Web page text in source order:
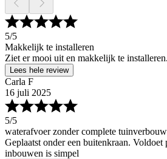
5/5
Makkelijk te installeren
Ziet er mooi uit en makkelijk te
Lees hele review
Carla F
16 juli 2025
5/5
waterafvoer zonder complete
Geplaatst onder een buitenkraan.
inbouwen is simpel